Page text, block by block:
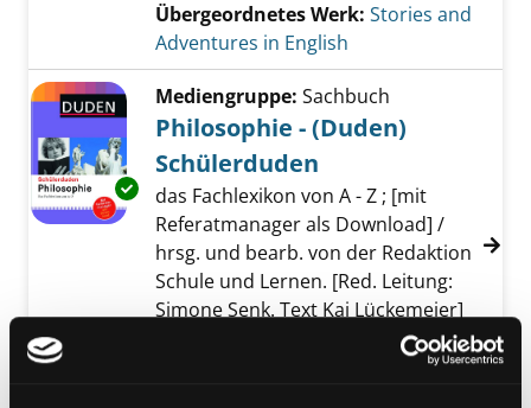
Übergeordnetes Werk: Stories and
Adventures in English
Exemplar-Details von Philosophie - (Duden)
Mediengruppe: Sachbuch
Philosophie - (Duden)
Schülerduden
das Fachlexikon von A - Z ; [mit
Referatmanager als Download] /
hrsg. und bearb. von der Redaktion
Schule und Lernen. [Red. Leitung:
Simone Senk. Text Kai Lückemeier]
Suche nach diesem Verfasser